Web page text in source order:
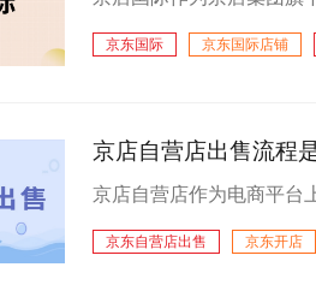
京东国际
京东国际店铺
京店自营店出售流程
京东自营店出售
京东开店